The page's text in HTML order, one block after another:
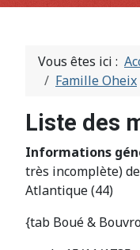
Vous êtes ici :
Famille Oheix
Liste des
Informations
très incomplète)
Atlantique (44)
{tab Boué &